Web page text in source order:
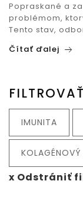
Popraskané a
problémom,
Tento stav,
Čítať ďalej
IMUNITA
KOLAGÉNOVÝ
x Odstrániť